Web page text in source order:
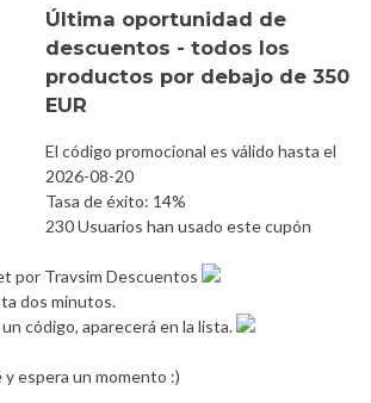
Última oportunidad de
descuentos - todos los
productos por debajo de 350
EUR
El código promocional es válido hasta el
2026-08-20
Tasa de éxito: 14%
230 Usuarios han usado este cupón
por Travsim Descuentos
dos minutos.
código, aparecerá en la lista.
y espera un momento :)